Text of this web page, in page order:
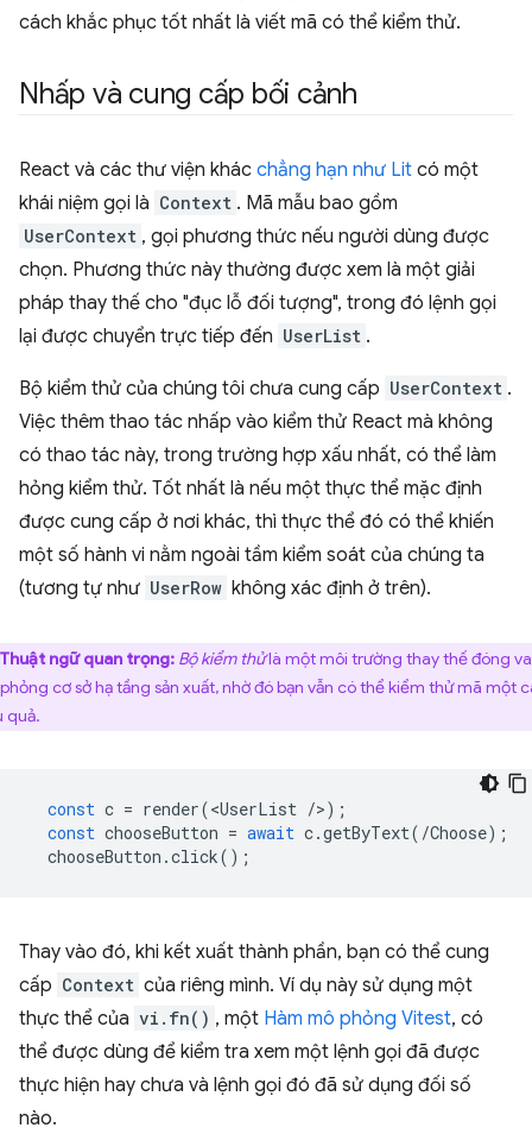
cách khắc phục tốt nhất là viết mã có thể kiểm thử.
Nhấp và cung cấp bối cảnh
React và các thư viện khác chẳng hạn như Lit có một
khái niệm gọi là Context . Mã mẫu bao gồm
UserContext , gọi phương thức nếu người dùng được
chọn. Phương thức này thường được xem là một giải
pháp thay thế cho "đục lỗ đối tượng", trong đó lệnh gọi
lại được chuyển trực tiếp đến UserList .
Bộ kiểm thử của chúng tôi chưa cung cấp UserContext .
Việc thêm thao tác nhấp vào kiểm thử React mà không
có thao tác này, trong trường hợp xấu nhất, có thể làm
hỏng kiểm thử. Tốt nhất là nếu một thực thể mặc định
được cung cấp ở nơi khác, thì thực thể đó có thể khiến
một số hành vi nằm ngoài tầm kiểm soát của chúng ta
(tương tự như UserRow không xác định ở trên).
Thuật ngữ quan trọng: Bộ kiểm thửlà một môi trường thay thế đóng
cơ sở hạ tầng sản xuất, nhờ đó bạn vẫn có thể kiểm thử mã một
quả.
const c = render(<UserList />);
const chooseButton = await c.getByText( /Choose);
chooseButton .click();
Thay vào đó, khi kết xuất thành phần, bạn có thể cung
cấp Context của riêng mình. Ví dụ này sử dụng một
thực thể của vi.fn() , một Hàm mô phỏng Vitest, có
thể được dùng để kiểm tra xem một lệnh gọi đã được
thực hiện hay chưa và lệnh gọi đó đã sử dụng đối số
nào.